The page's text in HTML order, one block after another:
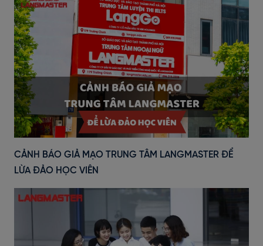
CẢNH BÁO GIẢ MẠO TRUNG TÂM LANGMASTER ĐỂ
LỪA ĐẢO HỌC VIÊN